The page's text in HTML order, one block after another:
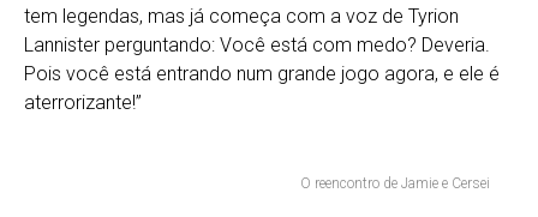
tem legendas, mas já começa com a voz de Tyrion
Lannister perguntando: Você está com medo? Deveria.
Pois você está entrando num grande jogo agora, e ele é
aterrorizante!”
O reencontro de Jamie e Cersei